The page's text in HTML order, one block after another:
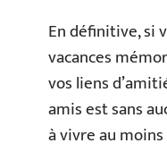
En définitive, si
vacances
vos liens
amis est sans
à vivre au